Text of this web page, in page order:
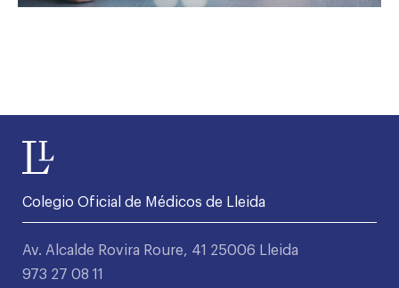
Colegio Oficial de Médicos de Lleida
Av. Alcalde Rovira Roure, 41 25006 Lleida
973 27 08 11